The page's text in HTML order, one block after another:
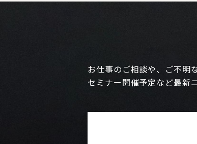
お仕事のご相談や、ご不明
セミナー開催予定など最新